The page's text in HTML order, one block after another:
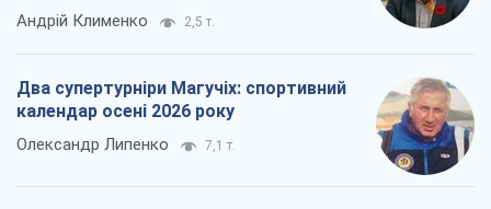
Андрій Клименко 2,5 т.
Два супертурніри Магучіх: спортивний
календар осені 2026 року
Олександр Липенко 7,1 т.